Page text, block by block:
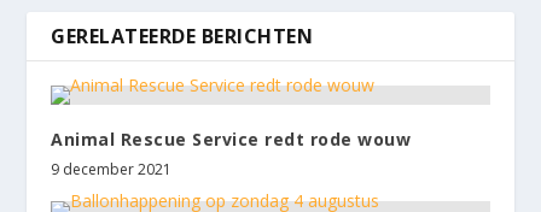
GERELATEERDE BERICHTEN
Animal Rescue Service redt rode wouw
9 december 2021